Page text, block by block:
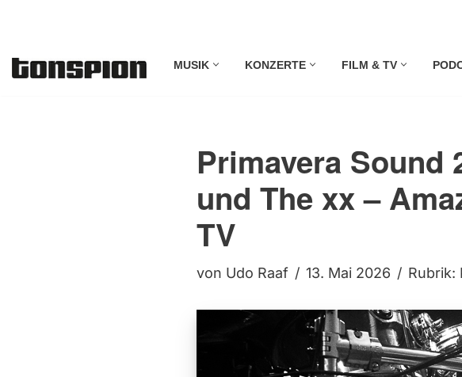
Inhalt
MUSIK KONZERTE FILM & TV
Primavera Sound
und The xx –
TV
von Udo Raaf 13. Mai 2026 Rubrik: